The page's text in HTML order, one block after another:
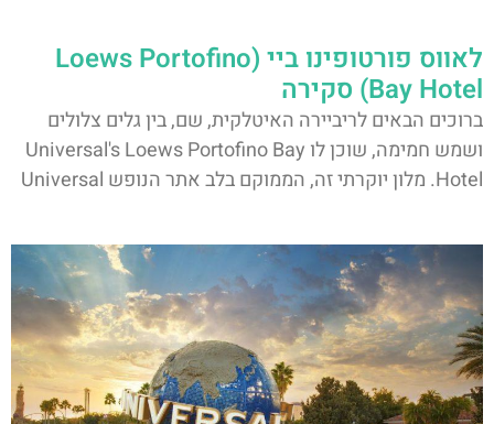
לאווס פורטופינו ביי (Loews Portofino
Bay Hotel) סקירה
ברוכים הבאים לריביירה האיטלקית, שם, בין גלים צלולים
ושמש חמימה, שוכן לו Universal's Loews Portofino Bay
Hotel. מלון יוקרתי זה, הממוקם בלב אתר הנופש Universal